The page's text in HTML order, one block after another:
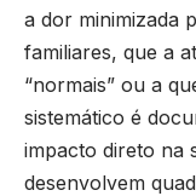
a dor minimizada
familiares, que a
“normais” ou a
sistemático é
impacto direto na
desenvolvem